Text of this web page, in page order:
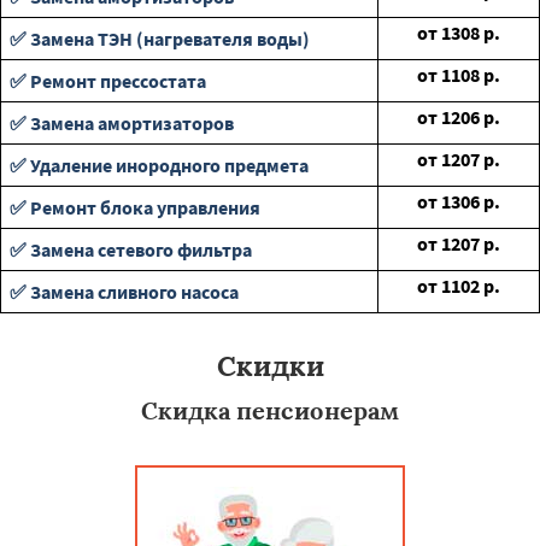
✅ Замена ТЭН (нагревателя воды)
от 1308 р.
✅ Ремонт прессостата
от 1108 р.
✅ Замена амортизаторов
от 1206 р.
✅ Удаление инородного предмета
от 1207 р.
✅ Ремонт блока управления
от 1306 р.
✅ Замена сетевого фильтра
от 1207 р.
✅ Замена сливного насоса
от 1102 р.
Скидки
Скидка пенсионерам